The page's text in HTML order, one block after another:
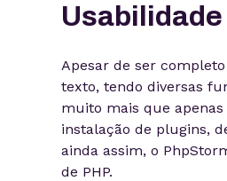
Apesar de ser
texto, tendo diversas
muito mais que
instalação de plugins,
ainda assim, o
de PHP.